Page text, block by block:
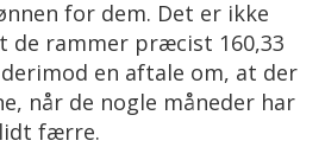
for dem. Det er ikke
de rammer præcist 160,33
en aftale om, at der
når de nogle måneder har
færre.